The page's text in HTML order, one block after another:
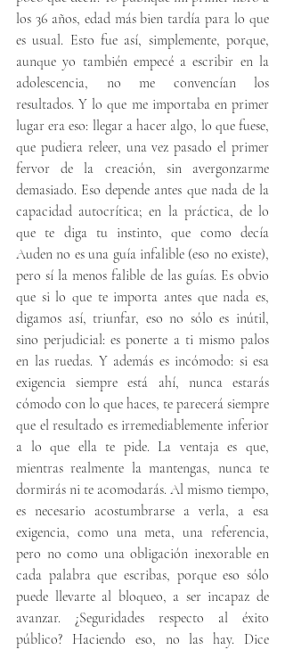
los 36 años, edad más bien tardía para lo que
es usual. Esto fue así, simplemente, porque,
aunque yo también empecé a escribir en la
adolescencia, no me convencían los
resultados. Y lo que me importaba en primer
lugar era eso: llegar a hacer algo, lo que fuese,
que pudiera releer, una vez pasado el primer
fervor de la creación, sin avergonzarme
demasiado. Eso depende antes que nada de la
capacidad autocrítica; en la práctica, de lo
que te diga tu instinto, que como decía
Auden no es una guía infalible (eso no existe),
pero sí la menos falible de las guías. Es obvio
que si lo que te importa antes que nada es,
digamos así, triunfar, eso no sólo es inútil,
sino perjudicial: es ponerte a ti mismo palos
en las ruedas. Y además es incómodo: si esa
exigencia siempre está ahí, nunca estarás
cómodo con lo que haces, te parecerá siempre
que el resultado es irremediablemente inferior
a lo que ella te pide. La ventaja es que,
mientras realmente la mantengas, nunca te
dormirás ni te acomodarás. Al mismo tiempo,
es necesario acostumbrarse a verla, a esa
exigencia, como una meta, una referencia,
pero no como una obligación inexorable en
cada palabra que escribas, porque eso sólo
puede llevarte al bloqueo, a ser incapaz de
avanzar. ¿Seguridades respecto al éxito
público? Haciendo eso, no las hay. Dice